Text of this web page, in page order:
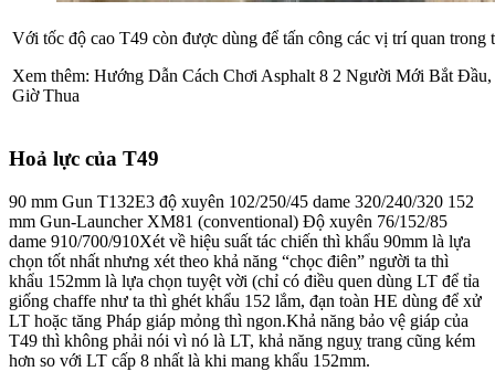
Với tốc độ cao T49 còn được dùng để tấn công các vị trí quan trong
Xem thêm: Hướng Dẫn Cách Chơi Asphalt 8 2 Người Mới Bắt
Giờ Thua
Hoả lực của T49
90 mm Gun T132E3 độ xuyên 102/250/45 dame 320/240/320 152
mm Gun-Launcher XM81 (conventional) Độ xuyên 76/152/85
dame 910/700/910Xét về hiệu suất tác chiến thì khẩu 90mm là lựa
chọn tốt nhất nhưng xét theo khả năng “chọc điên” người ta thì
khẩu 152mm là lựa chọn tuyệt vời (chỉ có điều quen dùng LT để tỉa
giống chaffe như ta thì ghét khẩu 152 lắm, đạn toàn HE dùng để xử
LT hoặc tăng Pháp giáp mỏng thì ngon.Khả năng bảo vệ giáp của
T49 thì không phải nói vì nó là LT, khả năng nguỵ trang cũng kém
hơn so với LT cấp 8 nhất là khi mang khẩu 152mm.